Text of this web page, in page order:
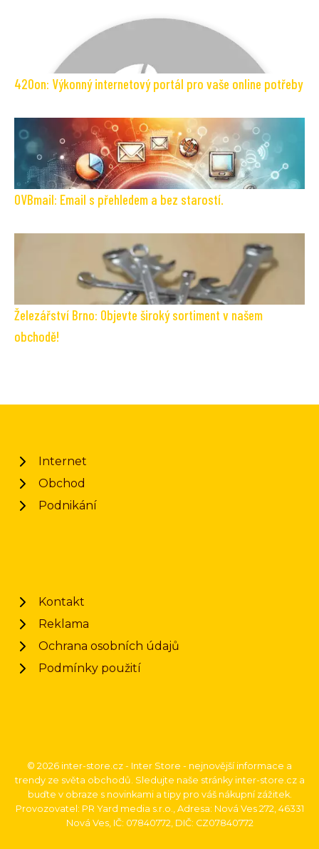
420on: Výkonný internetový portál pro vaše online potřeby
OVBmail: Email s přehledem a bez starostí.
Železářství Brno: Objevte široký sortiment v našem
obchodě!
Internet
Obchod
Podnikání
Kontakt
Reklama
Ochrana osobních údajů
Podmínky použití
© 2026 inter-store.cz - Inter Store - nejnovější informace a
trendy ze světa obchodů. Sledujte naše stránky inter-store.cz a
buďte v obraze s novinkami a tipy pro váš nákupní zážitek.
Provozovatel: PR Yard media s.r.o., Adresa: Nová Ves 272, 46331
Nová Ves, IČ: 07840772, DIČ: CZ07840772